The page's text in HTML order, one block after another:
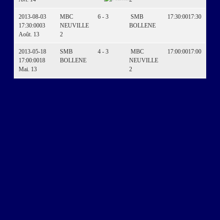
2013-08-03
17:30:0003
Août. 13
MBC
NEUVILLE
2
6 - 3
SMB
BOLLENE
17:30:0017:30
2013-05-18
17:00:0018
Mai. 13
SMB
BOLLENE
4 - 3
MBC
NEUVILLE
2
17:00:0017:00